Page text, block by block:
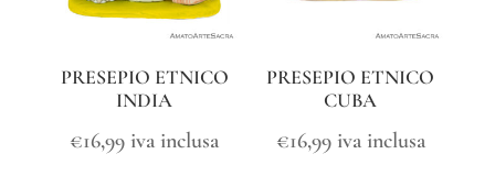
PRESEPIO ETNICO
INDIA
€16,99 iva inclusa
PRESEPIO ETNICO
CUBA
€16,99 iva inclusa